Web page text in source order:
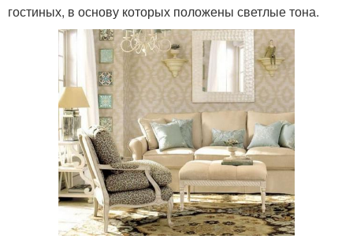
гостиных, в основу которых положены светлые тона.